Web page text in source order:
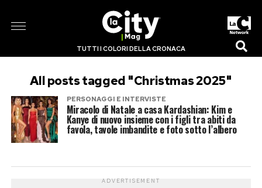
TUTTI I COLORI DELLA CRONACA
All posts tagged "Christmas 2025"
PERSONAGGI E INTERVISTE
Miracolo di Natale a casa Kardashian: Kim e
Kanye di nuovo insieme con i figli tra abiti da
favola, tavole imbandite e foto sotto l’albero
ADVERTISEMENT